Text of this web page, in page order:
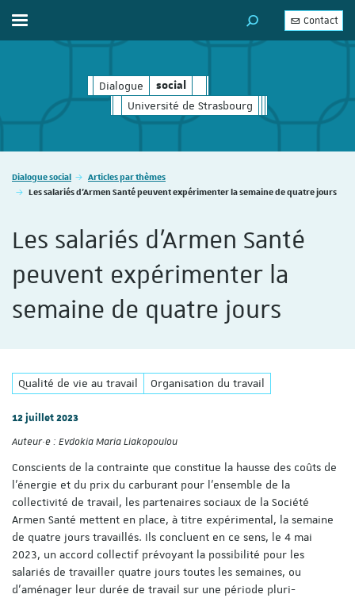
Dialogue social
social
Université de Strasbourg
Afficher / masquer le menu MOTEUR DE
Contact
Vous êtes ici :
Dialogue social
Articles par thèmes
Les salariés d’Armen Santé peuvent expérimenter la semaine de quatre jours
Les salariés d’Armen Santé
peuvent expérimenter la
semaine de quatre jours
Qualité de vie au travail Organisation du travail
12 juillet 2023
Auteur·e : Evdokia Maria Liakopoulou
Conscients de la contrainte que constitue la hausse des coûts de
l’énergie et du prix du carburant pour l’ensemble de la
collectivité de travail, les partenaires sociaux de la Société
Armen Santé mettent en place, à titre expérimental, la semaine
de quatre jours travaillés. Ils concluent en ce sens, le 4 mai
2023, un accord collectif prévoyant la possibilité pour les
salariés de travailler quatre jours toutes les semaines, ou
d’aménager leur durée de travail sur une période pluri-